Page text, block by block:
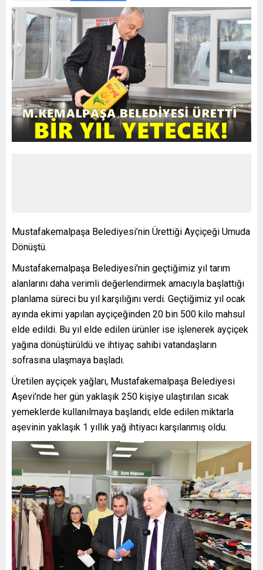
Mustafakemalpaşa Belediyesi’nin Ürettiği Ayçiçeği Umuda
Dönüştü.
Mustafakemalpaşa Belediyesi’nin geçtiğimiz yıl tarım
alanlarını daha verimli değerlendirmek amacıyla başlattığı
planlama süreci bu yıl karşılığını verdi. Geçtiğimiz yıl ocak
ayında ekimi yapılan ayçiçeğinden 20 bin 500 kilo mahsul
elde edildi. Bu yıl elde edilen ürünler ise işlenerek ayçiçek
yağına dönüştürüldü ve ihtiyaç sahibi vatandaşların
sofrasına ulaşmaya başladı.
Üretilen ayçiçek yağları, Mustafakemalpaşa Belediyesi
Aşevi’nde her gün yaklaşık 250 kişiye ulaştırılan sıcak
yemeklerde kullanılmaya başlandı; elde edilen miktarla
aşevinin yaklaşık 1 yıllık yağ ihtiyacı karşılanmış oldu.